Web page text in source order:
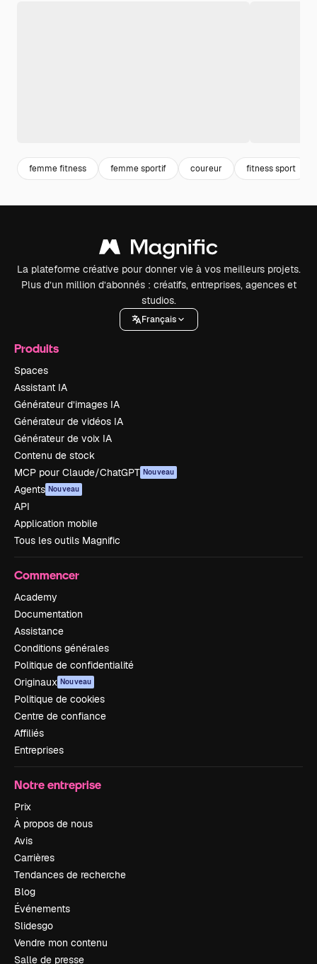
femme fitness femme sportif coureur fitness sport
La plateforme créative pour donner vie à vos meilleurs projets.
Plus d’un million d’abonnés : créatifs, entreprises, agences et
studios.
Français
Produits
Spaces
Assistant IA
Générateur d’images IA
Générateur de vidéos IA
Générateur de voix IA
Contenu de stock
MCP pour Claude/ChatGPT Nouveau
Agents Nouveau
API
Application mobile
Tous les outils Magnific
Commencer
Academy
Documentation
Assistance
Conditions générales
Politique de confidentialité
Originaux Nouveau
Politique de cookies
Centre de confiance
Affiliés
Entreprises
Notre entreprise
Prix
À propos de nous
Avis
Carrières
Tendances de recherche
Blog
Événements
Slidesgo
Vendre mon contenu
Salle de presse